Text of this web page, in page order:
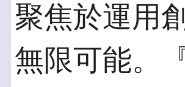
聚焦於運用
無限可能。